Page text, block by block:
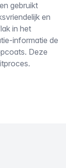
gebruikt
en
in het
informatie de
Deze